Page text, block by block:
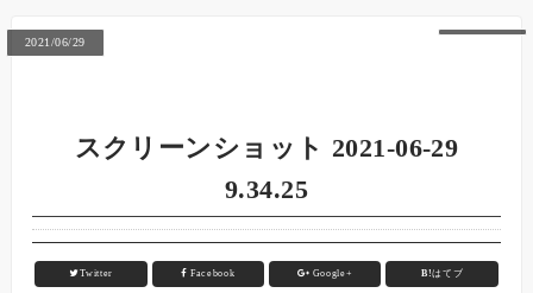
2021/06/29
スクリーンショット 2021-06-29
9.34.25
Twitter Facebook Google+ B!はてブ